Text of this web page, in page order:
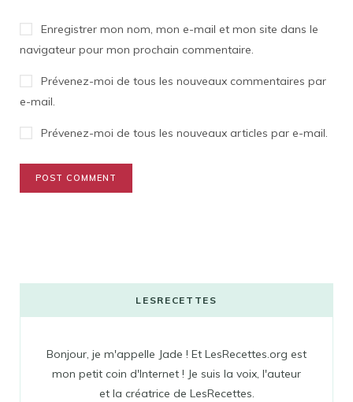
Enregistrer mon nom, mon e-mail et mon site dans le
navigateur pour mon prochain commentaire.
Prévenez-moi de tous les nouveaux commentaires par
e-mail.
Prévenez-moi de tous les nouveaux articles par e-mail.
LESRECETTES
Bonjour, je m'appelle Jade ! Et LesRecettes.org est
mon petit coin d'Internet ! Je suis la voix, l'auteur
et la créatrice de LesRecettes.